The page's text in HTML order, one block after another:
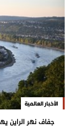
الأخبار العالمية
جفاف نهر الراين